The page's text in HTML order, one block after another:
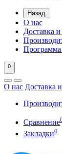
Назад
О нас
Доставка и
Программа
0
О нас Доставка
Сравнение
Закладки0